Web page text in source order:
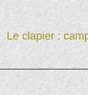
Le clapier :